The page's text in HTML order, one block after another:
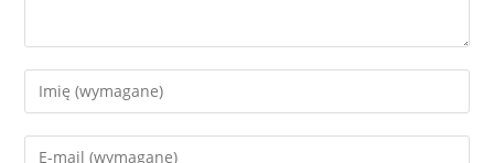
Enter
your
name
Enter